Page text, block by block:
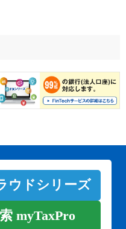
ウドシリーズ
myTaxPro